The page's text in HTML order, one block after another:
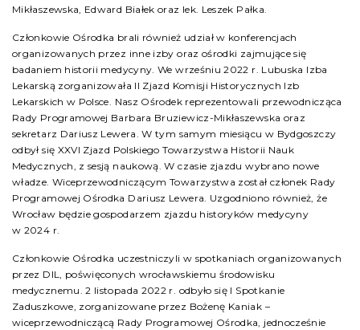
Mikłaszewska, Edward Białek oraz lek. Leszek Pałka.
Członkowie Ośrodka brali również udział w konferencjach
organizowanych przez inne izby oraz ośrodki zajmujące się
badaniem historii medycyny. We wrześniu 2022 r. Lubuska Izba
Lekarską zorganizowała II Zjazd Komisji Historycznych Izb
Lekarskich w Polsce. Nasz Ośrodek reprezentowali przewodnicząca
Rady Programowej Barbara Bruziewicz-Mikłaszewska oraz
sekretarz Dariusz Lewera. W tym samym miesiącu w Bydgoszczy
odbył się XXVI Zjazd Polskiego Towarzystwa Historii Nauk
Medycznych, z sesją naukową. W czasie zjazdu wybrano nowe
władze. Wiceprzewodniczącym Towarzystwa został członek Rady
Programowej Ośrodka Dariusz Lewera. Uzgodniono również, że
Wrocław będzie gospodarzem zjazdu historyków medycyny
w 2024 r.
Członkowie Ośrodka uczestniczyli w spotkaniach organizowanych
przez DIL, poświęconych wrocławskiemu środowisku
medycznemu. 2 listopada 2022 r. odbyło się I Spotkanie
Zaduszkowe, zorganizowane przez Bożenę Kaniak –
wiceprzewodniczącą Rady Programowej Ośrodka, jednocześnie